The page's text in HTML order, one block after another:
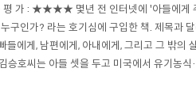
평 가 : ★★★★ 몇년 전 인터넷에 '아들에게
구인가? 라는 호기심에 구입한 책. 제목과 달
에게, 남편에게, 아내에게, 그리고 그 밖의
승호씨는 아들 셋을 두고 미국에서 유기농식
고개가 끄떡여지고 인생의 의미를 통쾌하게